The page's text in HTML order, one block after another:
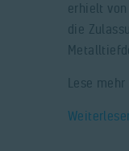
erhielt von
die
Lese mehr